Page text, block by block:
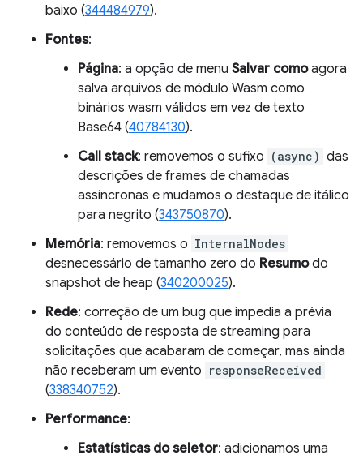
baixo (344484979).
Fontes:
Página: a opção de menu Salvar comoagora
salva arquivos de módulo Wasm como
binários wasm válidos em vez de texto
Base64 (40784130).
Call stack: removemos o sufixo (async) das
descrições de frames de chamadas
assíncronas e mudamos o destaque de itálico
para negrito (343750870).
Memória: removemos o InternalNodes
desnecessário de tamanho zero do Resumodo
snapshot de heap (340200025).
Rede: correção de um bug que impedia a prévia
do conteúdo de resposta de streaming para
solicitações que acabaram de começar, mas ainda
não receberam um evento responseReceived
(338340752).
Performance:
Estatísticas do seletor: adicionamos uma